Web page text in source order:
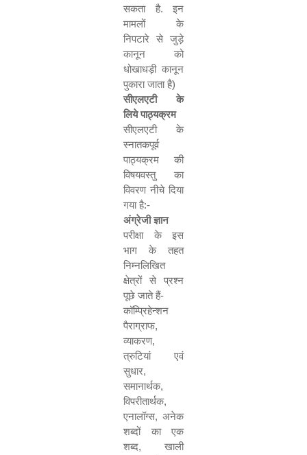
सकता है. इन
मामलों के
निपटारे से जुड़े
कानून को
धोखाधड़ी कानून
पुकारा जाता है)
सीएलएटी के
लिये पाठ्यक्रम
सीएलएटी के
स्नातकपूर्व
पाठ्यक्रम की
विषयवस्तु का
विवरण नीचे दिया
गया है:-
अंग्रेजी ज्ञान
परीक्षा के इस
भाग के तहत
निम्नलिखित
क्षेत्रों से प्रश्न
पूछे जाते हैं-
कॉम्प्रिहेन्शन
पैराग्राफ,
व्याकरण,
त्रुटियां एवं
सुधार,
समानार्थक,
विपरीतार्थक,
एनालॉग्स, अनेक
शब्दों का एक
शब्द, खाली